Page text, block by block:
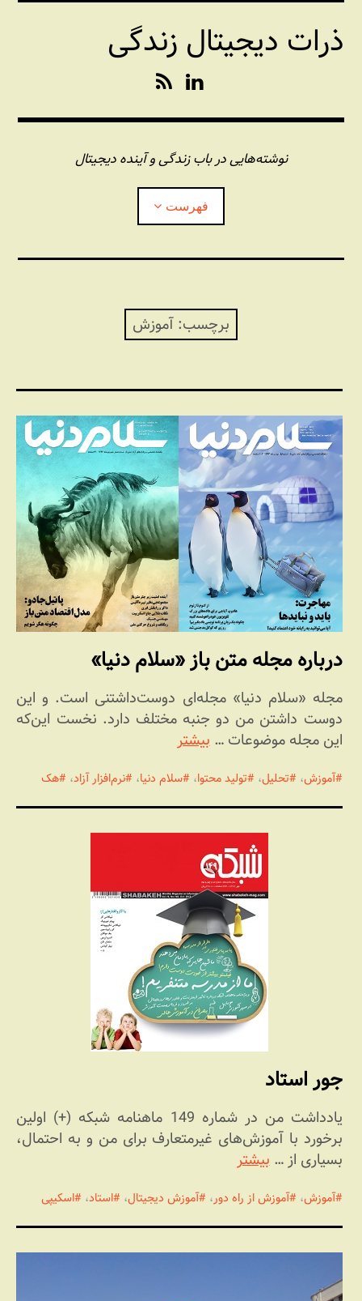
رفتن
محتواذرات دیجیتال زندگی
n
k
e
d
I
n
S
نوشته‌هایی در باب زندگی و آینده دیجیتال
فهرست
برچسب:آموزش
درباره مجله متن باز «سلام دنیا»
مجله «سلام دنیا» مجله‌ای دوست‌داشتنی است. و این
دوست داشتن من دو جنبه مختلف دارد. نخست این‌که
این مجله موضوعات …بیشتر
آموزش، تحلیل، تولید محتوا، سلام دنیا، نرم‌افزار آزاد، هک
جور استاد
یادداشت من در شماره 149 ماهنامه شبکه (+) اولین
برخورد با آموزش‌های غیرمتعارف برای من و به احتمال،
بسیاری از …بیشتر
آموزش، آموزش از راه دور، آموزش دیجیتال، استاد، اسکیپی